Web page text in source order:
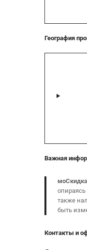
География
Важная
также
быть
Контакты и